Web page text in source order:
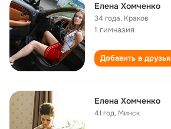
Елена Хомченко
34 года, Краков
1 гимназия
Добавить в друзья
Елена Хомченко
41 год, Минск